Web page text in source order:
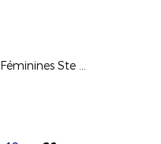
Détection U15Féminines Ste Anastasie le 28.10.20